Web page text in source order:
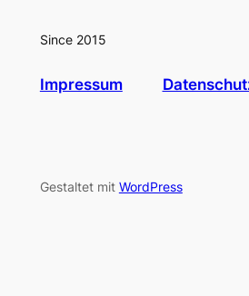
Since 2015
Impressum
Gestaltet mit WordPress